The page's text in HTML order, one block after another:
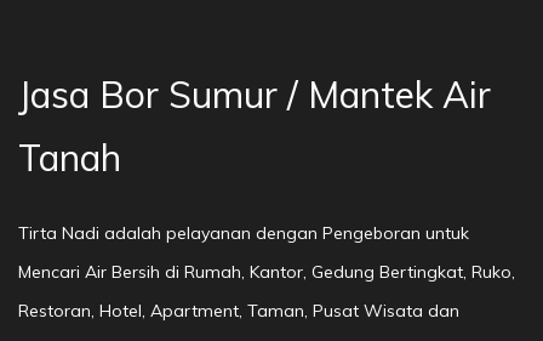
Jasa Bor Sumur / Mantek Air
Tanah
Tirta Nadi adalah pelayanan dengan Pengeboran untuk
Mencari Air Bersih di Rumah, Kantor, Gedung Bertingkat, Ruko,
Restoran, Hotel, Apartment, Taman, Pusat Wisata dan